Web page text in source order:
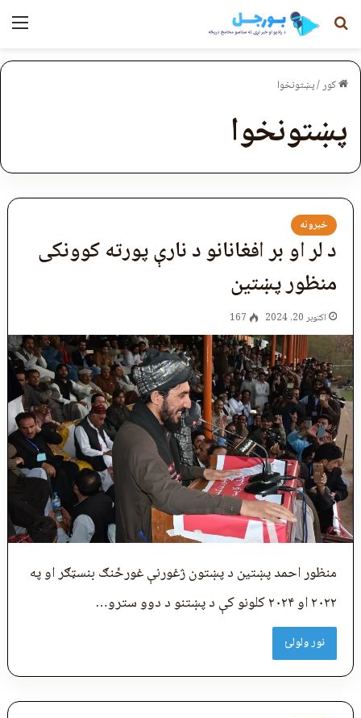
لټون
کور/پښتونخوا
پښتونخوا
خبرونه
د لر او بر افغانانو د نارې پورته کوونکی
منظور پښتین
اکتوبر 20, 2024 167
منظور احمد پښتین د پښتون ژغورنې غورځنګ بنسټګر او په
۲۰۲۲ او ۲۰۲۴ کلونو کې د پښتنو د دوو سترو…
نور ولولئ